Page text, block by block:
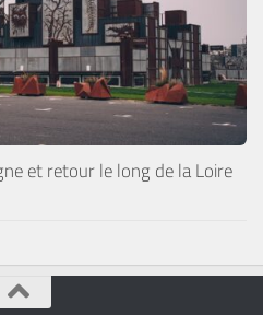
et retour le long de la Loire